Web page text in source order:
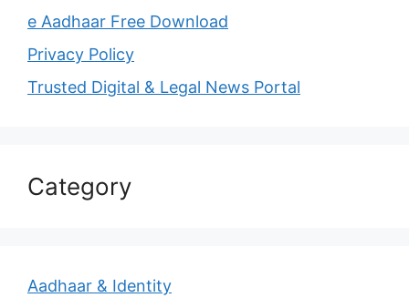
e Aadhaar Free Download
Privacy Policy
Trusted Digital & Legal News Portal
Category
Aadhaar & Identity